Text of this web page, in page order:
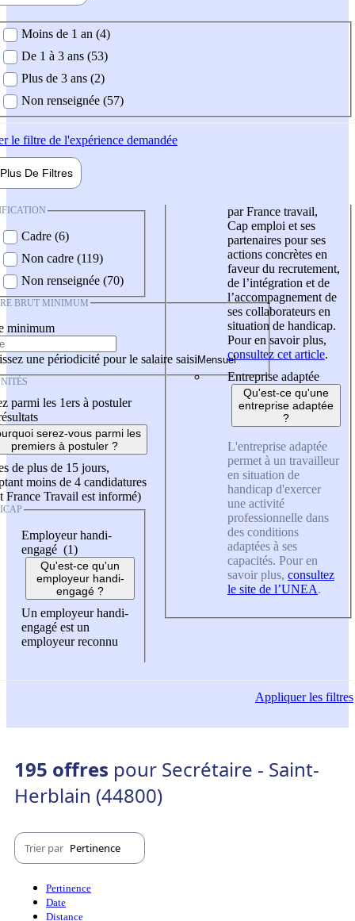
demandée
Moins de 1 an (4)
De 1 à 3 ans (53)
Plus de 3 ans (2)
Non renseignée (57)
le filtre de l'expérience demandée
Plus De Filtres
Cadre (6)
Non cadre (119)
Non renseignée (70)
BRUT MINIMUM
minimum
une périodicité pour le salaire saisi
parmi les 1ers à postuler
serez-vous parmi les
premiers à postuler ?
de plus de 15 jours,
moins de 4 candidatures
France Travail est informé)
Employeur handi-
engagé (1)
Qu'est-ce qu'un
employeur handi-
engagé ?
Un employeur handi-
engagé est un
employeur reconnu
par France travail,
Cap emploi et ses
partenaires pour ses
actions concrètes en
faveur du recrutement,
de l’intégration et de
l’accompagnement de
ses collaborateurs en
situation de handicap.
Pour en savoir plus,
consultez cet article.
Entreprise adaptée
Qu'est-ce qu'une
entreprise adaptée
?
L'entreprise adaptée
permet à un travailleur
en situation de
handicap d'exercer
une activité
professionnelle dans
des conditions
adaptées à ses
capacités. Pour en
savoir plus, consultez
le site de l’UNEA.
Appliquerles filtres
195 offres pour Secrétaire - Saint-
Herblain (44800)
Trier par Pertinence
Pertinence
Date
Distance